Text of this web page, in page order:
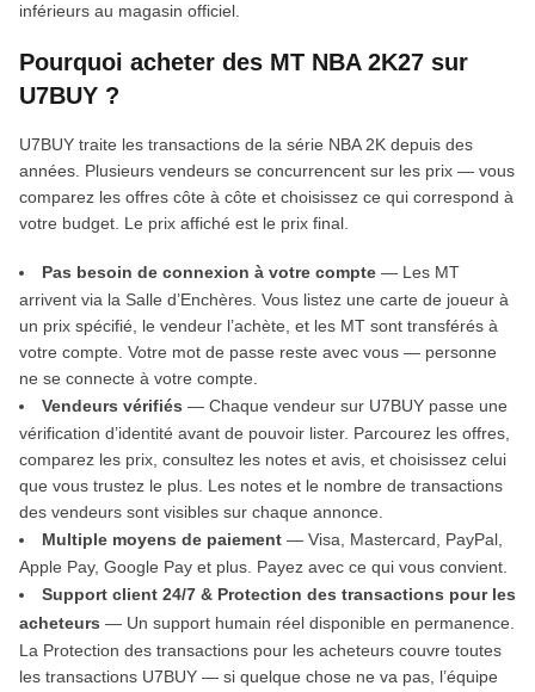
inférieurs au magasin officiel.
Pourquoi acheter des MT NBA 2K27 sur
U7BUY ?
U7BUY traite les transactions de la série NBA 2K depuis des
années. Plusieurs vendeurs se concurrencent sur les prix — vous
comparez les offres côte à côte et choisissez ce qui correspond à
votre budget. Le prix affiché est le prix final.
Pas besoin de connexion à votre compte — Les MT
arrivent via la Salle d’Enchères. Vous listez une carte de joueur à
un prix spécifié, le vendeur l’achète, et les MT sont transférés à
votre compte. Votre mot de passe reste avec vous — personne
ne se connecte à votre compte.
Vendeurs vérifiés — Chaque vendeur sur U7BUY passe une
vérification d’identité avant de pouvoir lister. Parcourez les offres,
comparez les prix, consultez les notes et avis, et choisissez celui
que vous trustez le plus. Les notes et le nombre de transactions
des vendeurs sont visibles sur chaque annonce.
Multiple moyens de paiement — Visa, Mastercard, PayPal,
Apple Pay, Google Pay et plus. Payez avec ce qui vous convient.
Support client 24/7 & Protection des transactions pour les
acheteurs — Un support humain réel disponible en permanence.
La Protection des transactions pour les acheteurs couvre toutes
les transactions U7BUY — si quelque chose ne va pas, l’équipe